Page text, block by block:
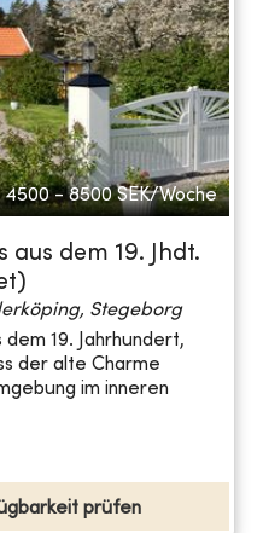
4500 - 8500 SEK/Woche
aus dem 19. Jhdt.
Stegeborg
19. Jahrhundert,
der alte Charme
im inneren
prüfen